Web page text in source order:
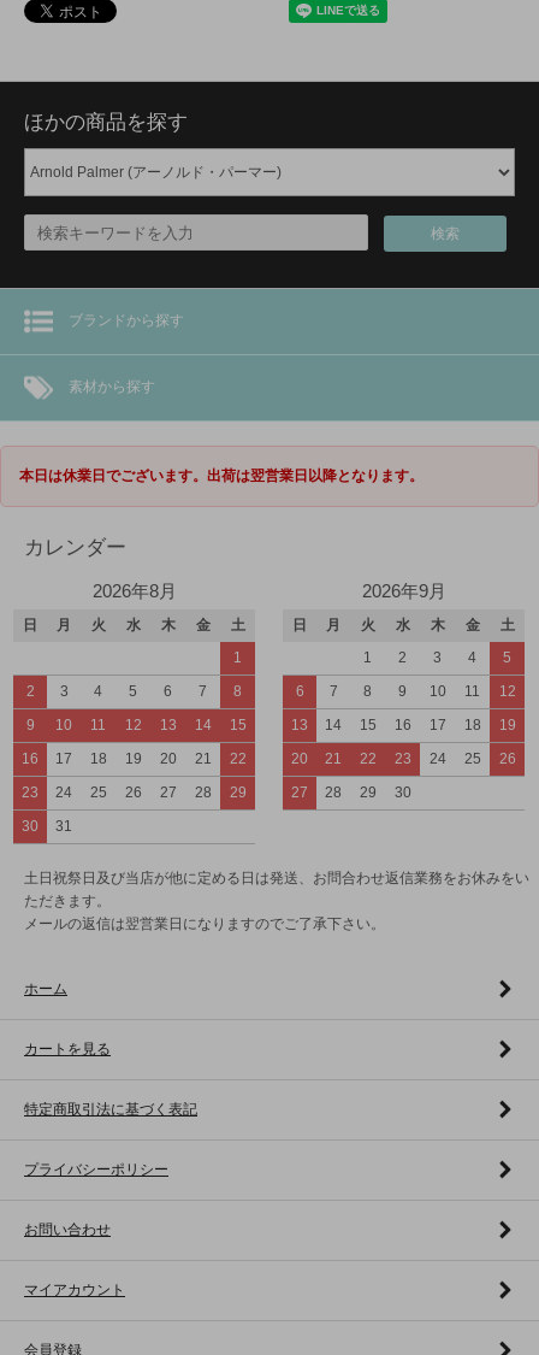
ほかの商品を探す
検索
ブランドから探す
素材から探す
本日は休業日でございます。出荷は翌営業日以降となります。
カレンダー
2026年8月
日 月 火 水 木 金
土
1
2
3 4 5 6 7
8
9
10 11 12 13 14
15
16
17 18 19 20 21
22
23
24 25 26 27 28
29
30
31
2026年9月
日 月 火 水 木 金
土
1
2 3 4
5
6
7 8 9 10 11
12
13
14 15 16 17 18
19
20
21 22 23 24 25
26
27
28 29 30
土日祝祭日及び当店が他に定める日は発送、お問合わせ返信業務をお休みをい
ただきます。
メールの返信は翌営業日になりますのでご了承下さい。
ホーム
カートを見る
特定商取引法に基づく表記
プライバシーポリシー
お問い合わせ
マイアカウント
会員登録